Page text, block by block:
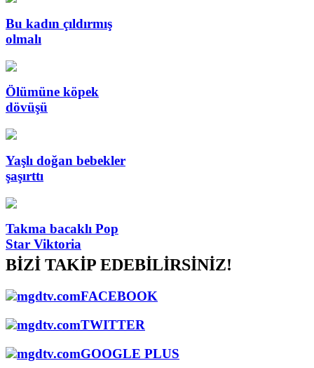
Bu kadın çıldırmış
olmalı
Ölümüne köpek
dövüşü
Yaşlı doğan bebekler
şaşırttı
Takma bacaklı Pop
Star Viktoria
BİZİ TAKİP EDEBİLİRSİNİZ!
mgdtv.comFACEBOOK
mgdtv.comTWITTER
mgdtv.comGOOGLE PLUS